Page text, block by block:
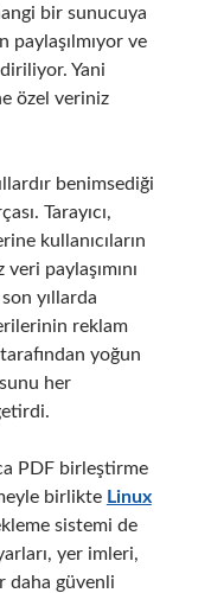
bir sunucuya
ve
Yani
özel veriniz
benimsediği
Tarayıcı,
kullanıcıların
paylaşımını
yıllarda
reklam
yoğun
her
PDF birleştirme
birlikte Linux
sistemi de
yer imleri,
daha güvenli